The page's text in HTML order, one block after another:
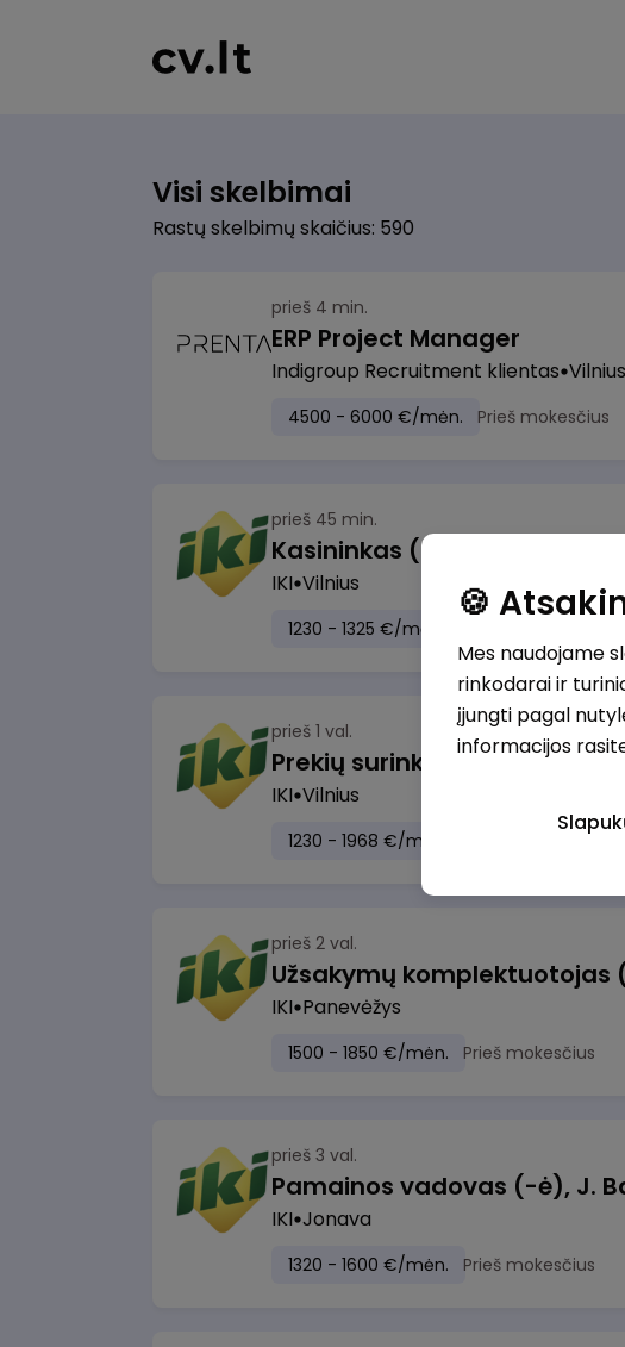
Visi skelbimai
Rastų skelbimų skaičius: 590
prieš 4 min.
ERP Project Manager
Indigroup Recruitment klientas Vilnius
4500 - 6000 €/mėn. Prieš mokesčius
prieš 45 min.
IKI Vilnius
1230 - 1325 €/mėn.
prieš 1 val.
IKI Vilnius
1230 - 1968 €/mėn. Prieš mokesčius
prieš 2 val.
IKI Panevėžys
1500 - 1850 €/mėn. Prieš mokesčius
prieš 3 val.
IKI Jonava
1320 - 1600 €/mėn. Prieš mokesčius
🍪
Mes naudojame
rinkodarai ir
įjungti pagal
informacijos